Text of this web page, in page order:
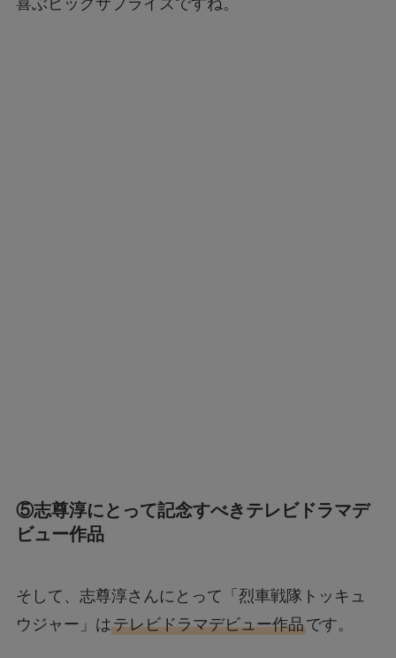
喜ぶビッグサプライズですね。
⑤志尊淳にとって記念すべきテレビドラマデ
ビュー作品
そして、志尊淳さんにとって「烈車戦隊トッキュ
ウジャー」はテレビドラマデビュー作品です。